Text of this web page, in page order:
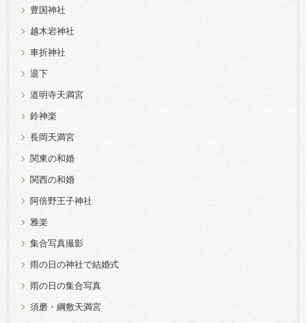
豊国神社
越木岩神社
車折神社
退下
道明寺天満宮
鈴神楽
長岡天満宮
関東の和婚
関西の和婚
阿倍野王子神社
雅楽
集合写真撮影
雨の日の神社で結婚式
雨の日の集合写真
須磨・綱敷天満宮